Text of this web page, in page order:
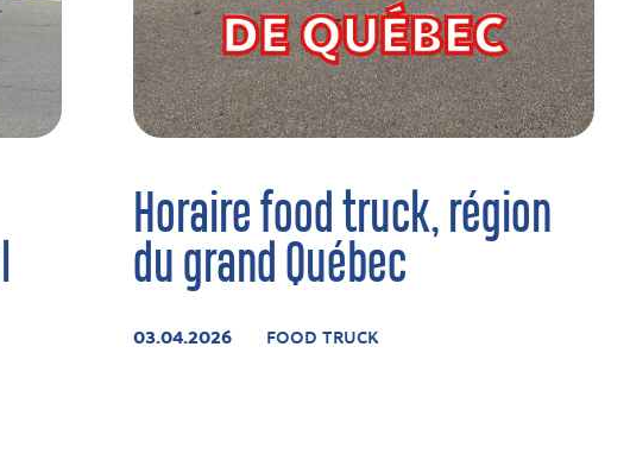
Horaire food truck, région
du grand Québec
03.04.2026 FOOD TRUCK